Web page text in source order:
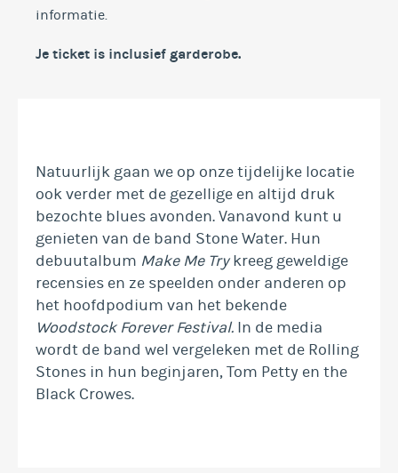
Natuurlijk gaan we op onze tijdelijke locatie
ook verder met de gezellige en altijd druk
bezochte blues avonden. Vanavond kunt u
genieten van de band Stone Water. Hun
debuutalbum Make Me Trykreeg geweldige
recensies en ze speelden onder anderen op
het hoofdpodium van het bekende
Woodstock Forever Festival. In de media
wordt de band wel vergeleken met de Rolling
Stones in hun beginjaren, Tom Petty en the
Black Crowes.
informatie.
Je ticket is inclusief garderobe.